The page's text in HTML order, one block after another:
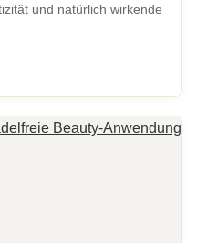
und natürlich wirkende